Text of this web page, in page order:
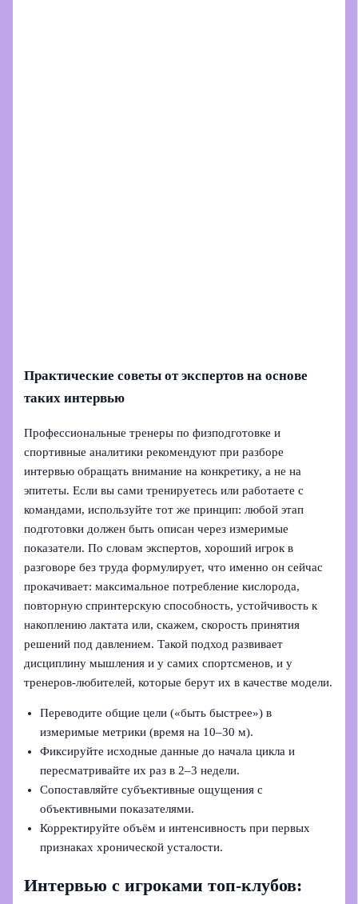
Практические советы от экспертов на основе
таких интервью
Профессиональные тренеры по физподготовке и
спортивные аналитики рекомендуют при разборе
интервью обращать внимание на конкретику, а не на
эпитеты. Если вы сами тренируетесь или работаете с
командами, используйте тот же принцип: любой этап
подготовки должен быть описан через измеримые
показатели. По словам экспертов, хороший игрок в
разговоре без труда формулирует, что именно он сейчас
прокачивает: максимальное потребление кислорода,
повторную спринтерскую способность, устойчивость к
накоплению лактата или, скажем, скорость принятия
решений под давлением. Такой подход развивает
дисциплину мышления и у самих спортсменов, и у
тренеров-любителей, которые берут их в качестве модели.
Переводите общие цели («быть быстрее») в
измеримые метрики (время на 10–30 м).
Фиксируйте исходные данные до начала цикла и
пересматривайте их раз в 2–3 недели.
Сопоставляйте субъективные ощущения с
объективными показателями.
Корректируйте объём и интенсивность при первых
признаках хронической усталости.
Интервью с игроками топ-клубов: